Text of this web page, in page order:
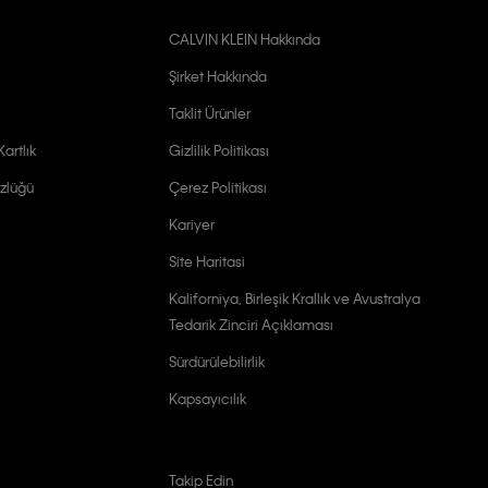
CALVIN KLEIN Hakkında
Şirket Hakkında
Taklit Ürünler
Gizlilik Politikası
Çerez Politikası
Kariyer
Site Haritasi
Kaliforniya, Birleşik Krallık ve Avustralya
Tedarik Zinciri Açıklaması
Sürdürülebilirlik
Kapsayıcılık
Takip Edin